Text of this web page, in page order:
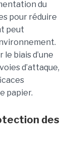
du
pour réduire
peut
biais d’une
d’attaque,
papier.
des